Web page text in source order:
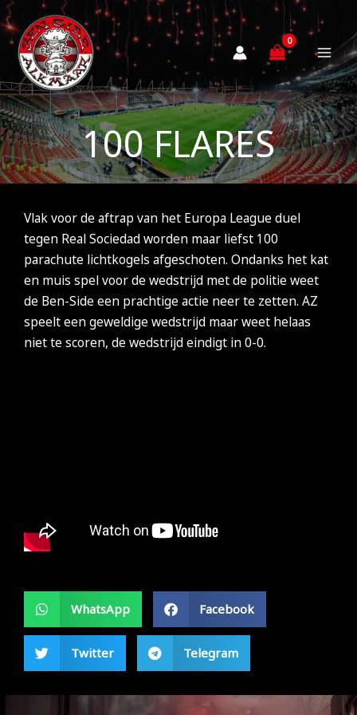
Ga
naar
de
inhoud
100 FLARES
Vlak voor de aftrap van het Europa League duel
tegen Real Sociedad worden maar liefst 100
parachute lichtkogels afgeschoten. Ondanks het kat
en muis spel voor de wedstrijd met de politie weet
de Ben-Side een prachtige actie neer te zetten. AZ
speelt een geweldige wedstrijd maar weet helaas
niet te scoren, de wedstrijd eindigt in 0-0.
WhatsApp Facebook
Twitter Telegram